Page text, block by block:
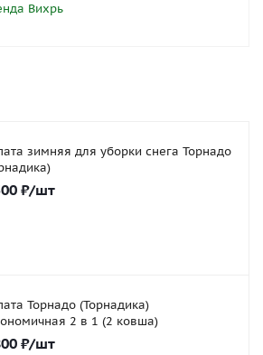
Вихрь
зимняя для уборки снега Торнадо
₽/шт
Торнадо (Торнадика)
2 в 1 (2 ковша)
₽/шт